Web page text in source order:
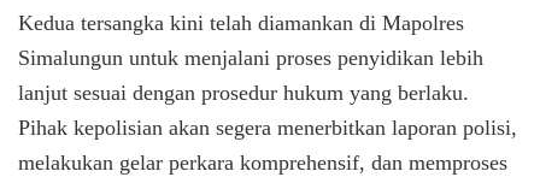
Kedua tersangka kini telah diamankan di Mapolres
Simalungun untuk menjalani proses penyidikan lebih
lanjut sesuai dengan prosedur hukum yang berlaku.
Pihak kepolisian akan segera menerbitkan laporan polisi,
melakukan gelar perkara komprehensif, dan memproses